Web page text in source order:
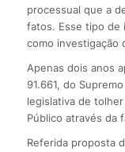
processual que a
fatos. Esse tipo de
como investigação
Apenas dois anos
91.661, do
legislativa de
Público através da
Referida proposta